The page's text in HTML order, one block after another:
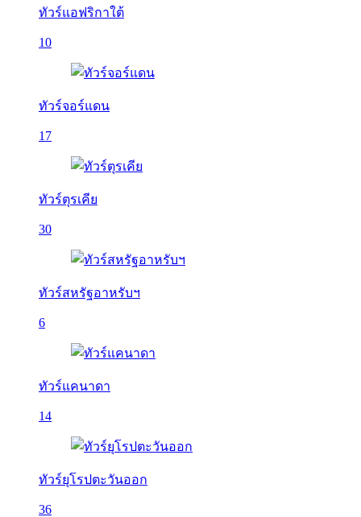
ทัวร์แอฟริกาใต้
10
ทัวร์จอร์แดน
17
ทัวร์ตุรเคีย
30
ทัวร์สหรัฐอาหรับฯ
6
ทัวร์แคนาดา
14
ทัวร์ยุโรปตะวันออก
36